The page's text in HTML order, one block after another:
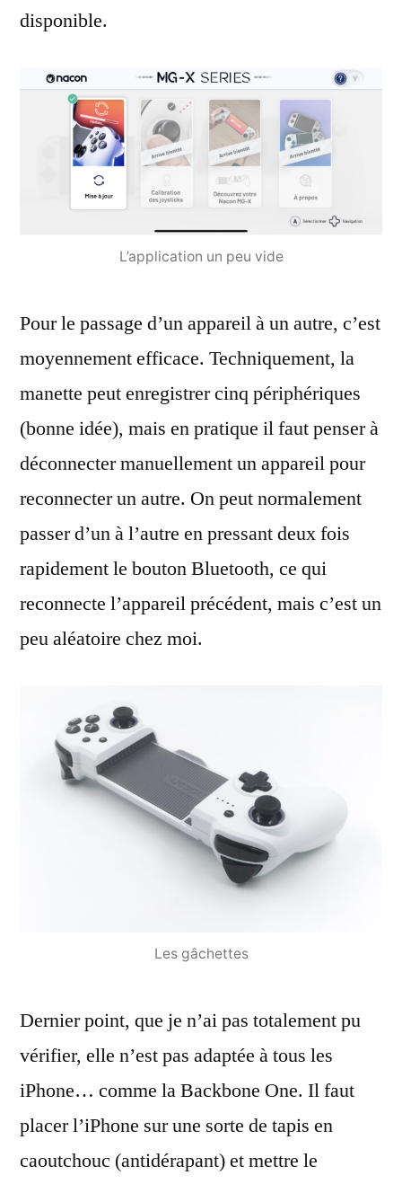
disponible.
L’application un peu vide
Pour le passage d’un appareil à un autre, c’est
moyennement efficace. Techniquement, la
manette peut enregistrer cinq périphériques
(bonne idée), mais en pratique il faut penser à
déconnecter manuellement un appareil pour
reconnecter un autre. On peut normalement
passer d’un à l’autre en pressant deux fois
rapidement le bouton Bluetooth, ce qui
reconnecte l’appareil précédent, mais c’est un
peu aléatoire chez moi.
Les gâchettes
Dernier point, que je n’ai pas totalement pu
vérifier, elle n’est pas adaptée à tous les
iPhone… comme la Backbone One. Il faut
placer l’iPhone sur une sorte de tapis en
caoutchouc (antidérapant) et mettre le